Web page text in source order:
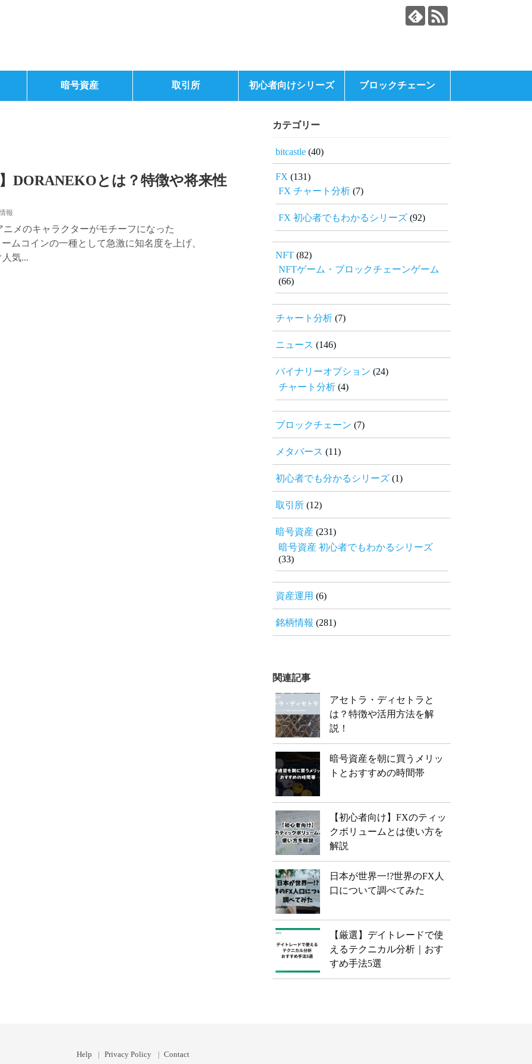
暗号資産 取引所 初心者向けシリーズ ブロックチェーン
】DORANEKOとは？特徴や将来性
報
ニメのキャラクターがモチーフになった
ムコインの一種として急激に知名度を上げ、
気...
カテゴリー
bitcastle (40)
FX (131)
FX チャート分析 (7)
FX 初心者でもわかるシリーズ (92)
NFT (82)
NFTゲーム・ブロックチェーンゲーム
(66)
チャート分析 (7)
ニュース (146)
バイナリーオプション (24)
チャート分析 (4)
ブロックチェーン (7)
メタバース (11)
初心者でも分かるシリーズ (1)
取引所 (12)
暗号資産 (231)
暗号資産 初心者でもわかるシリーズ
(33)
資産運用 (6)
銘柄情報 (281)
関連記事
アセトラ・ディセトラと
は？特徴や活用方法を解
説！
暗号資産を朝に買うメリッ
トとおすすめの時間帯
【初心者向け】FXのティッ
クボリュームとは使い方を
解説
日本が世界一!?世界のFX人
口について調べてみた
【厳選】デイトレードで使
えるテクニカル分析｜おす
すめ手法5選
Help Privacy Policy Contact